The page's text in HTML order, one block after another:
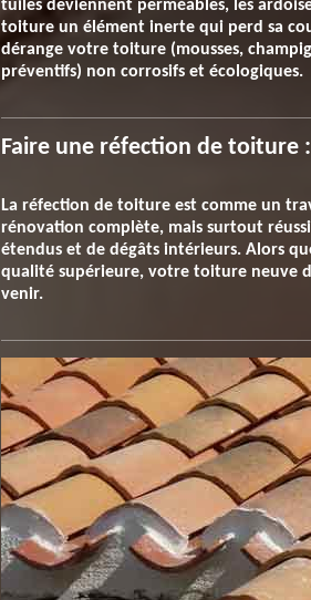
tuiles deviennent perméables, les
toiture un élément inerte qui perd sa
dérange votre toiture (mousses,
préventifs) non corrosifs et écologiques.
Faire une réfection de toiture
La réfection de toiture est comme un
rénovation complète, mais surtout
étendus et de dégâts intérieurs. Alors
qualité supérieure, votre toiture neuve
venir.